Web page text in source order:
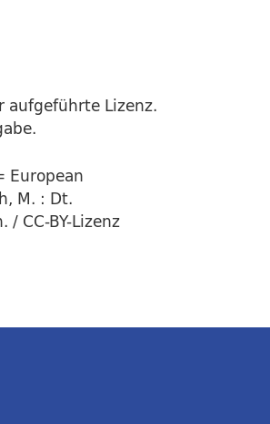
Lizenz.
European
M. : Dt.
CC-BY-Lizenz